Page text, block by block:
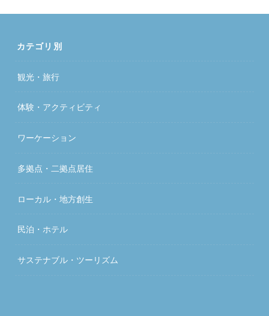
カテゴリ別
観光・旅行
体験・アクティビティ
ワーケーション
多拠点・二拠点居住
ローカル・地方創生
民泊・ホテル
サステナブル・ツーリズム